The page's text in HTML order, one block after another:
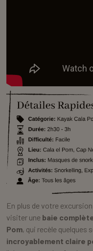
En plus de votre
visiter une baie
Pom, qui recèle quelques
incroyablement claire